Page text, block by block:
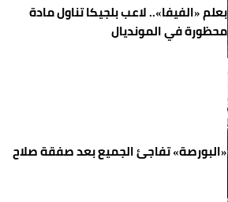
بعلم «الفيفا».. لاعب بلجيكا تناول مادة
محظورة في المونديال
«البورصة» تفاجئ الجميع بعد صفقة صلاح